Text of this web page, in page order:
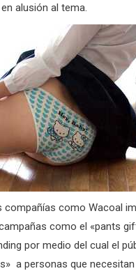
alusión al tema.
compañías como Wacoal
como el «pants
por medio del cual el
a personas que